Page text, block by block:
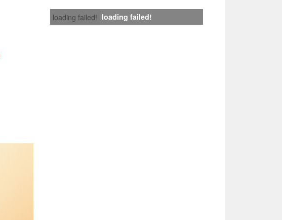
loading failed! loading failed!